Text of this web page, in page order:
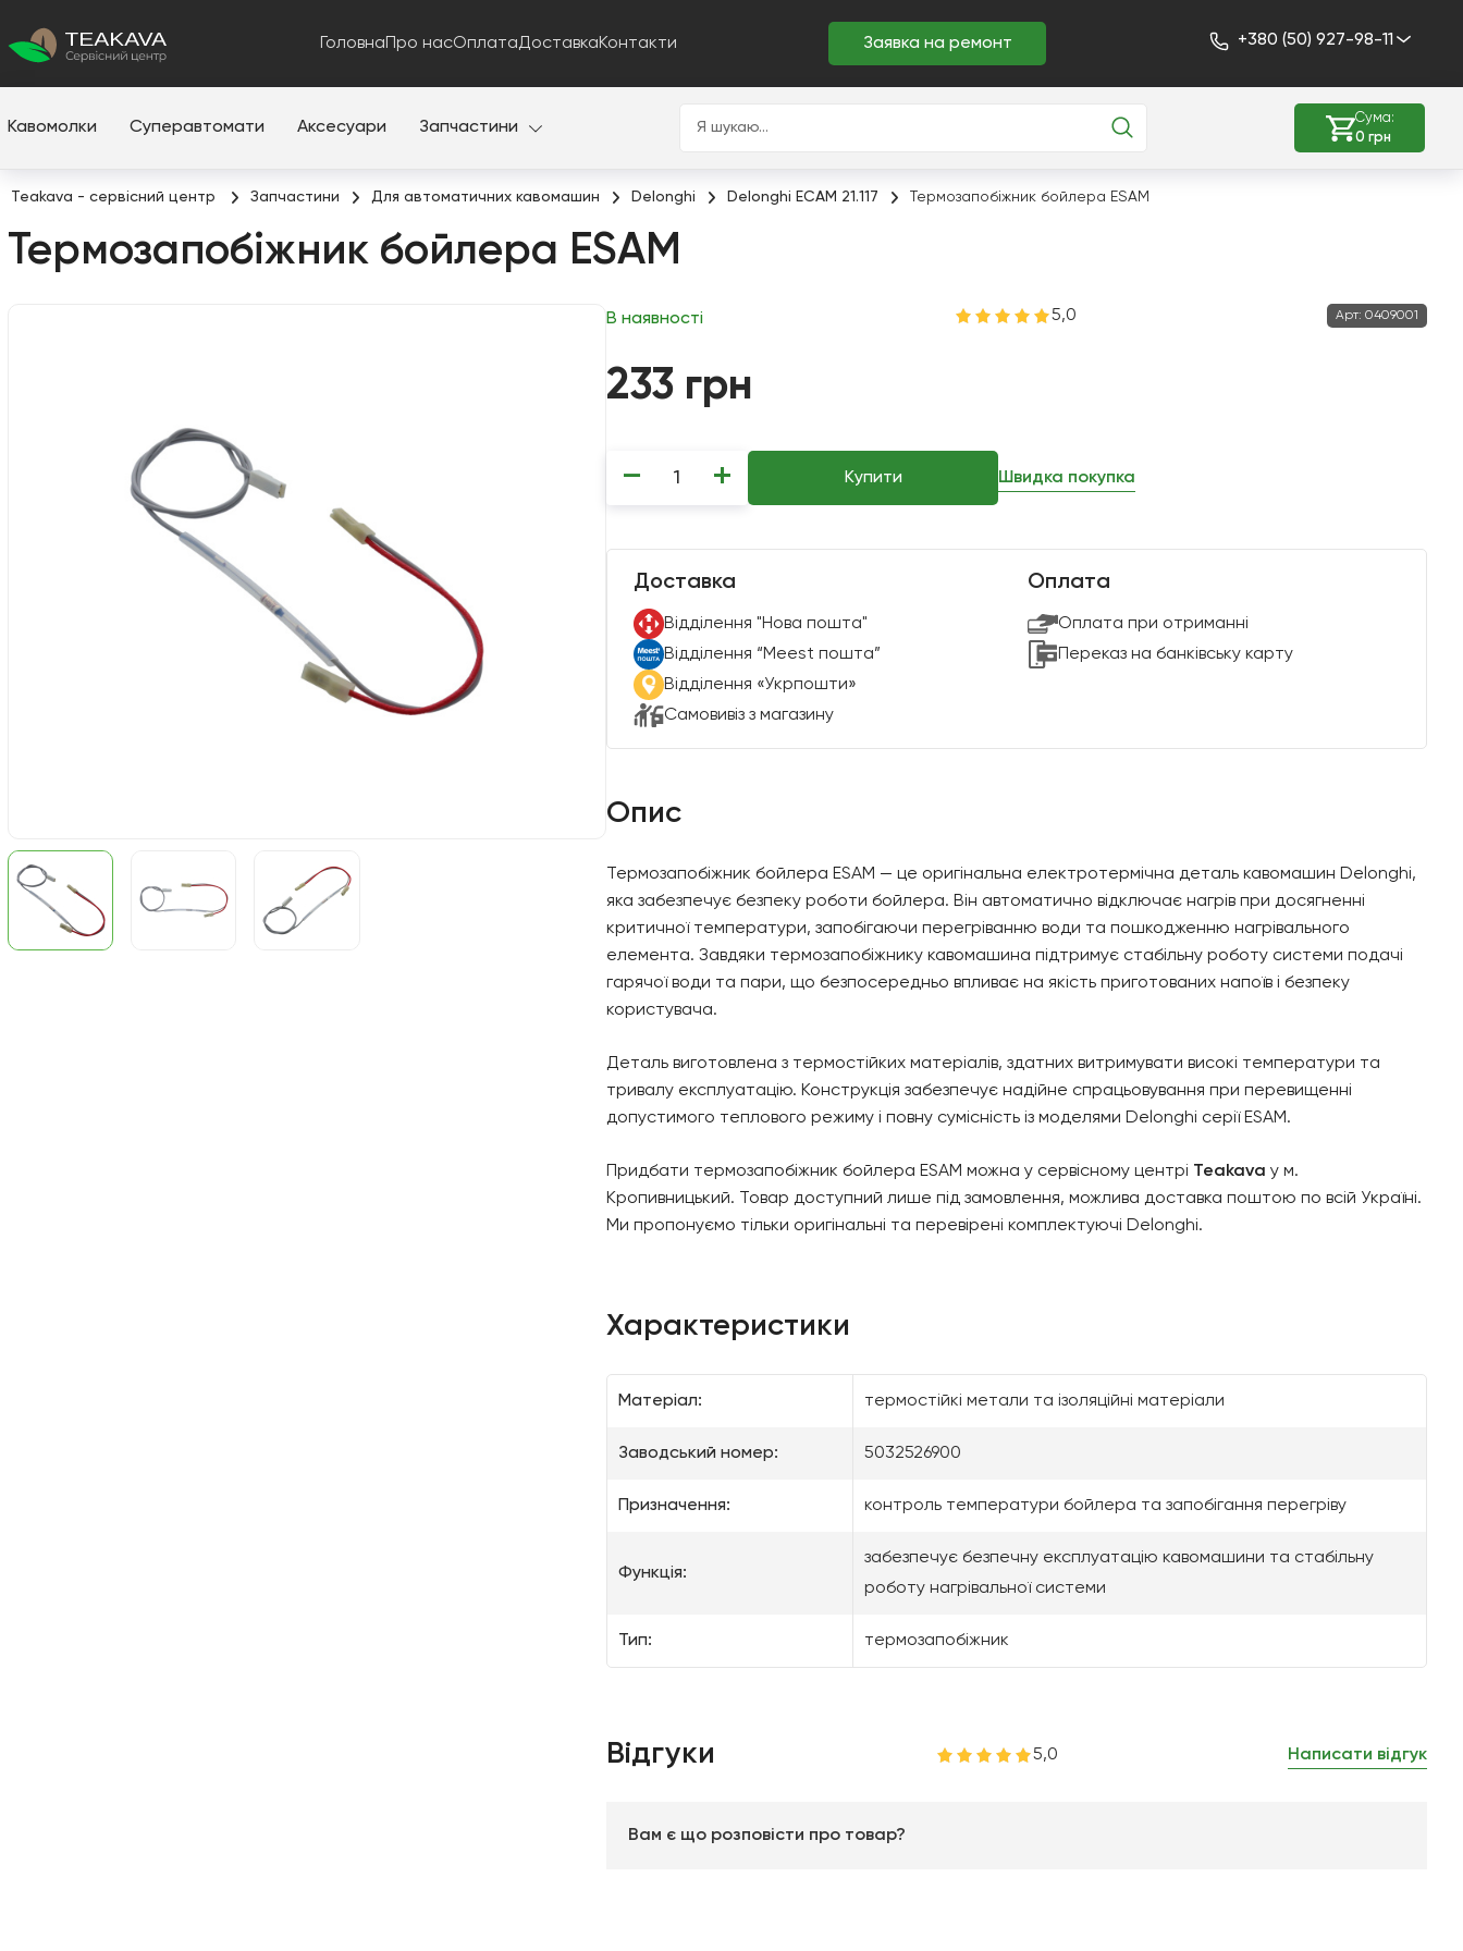
Головна Про насОплатаДоставкаКонтакти Заявка на ремонт +380 (50) 927-98-11
Кавомолки Суперавтомати Аксесуари Запчастини
Сума:
0 грн
Teakava - сервісний центр Запчастини Для автоматичних кавомашин Delonghi Delonghi ECAM 21.117 Термозапобіжник бойлера ESAM
Термозапобіжник бойлера ESAM
В наявності 5,0 Арт: 0409001
233 грн
− + Купити Швидка покупка
Доставка
Вiддiлення "Нова пошта"
Вiддiлення “Meest пошта”
Відділення «Укрпошти»
Самовивіз з магазину
Оплата
Оплата при отриманні
Переказ на банківську карту
Опис
Термозапобіжник бойлера ESAM — це оригінальна електротермічна деталь кавомашин Delonghi,
яка забезпечує безпеку роботи бойлера. Він автоматично відключає нагрів при досягненні
критичної температури, запобігаючи перегріванню води та пошкодженню нагрівального
елемента. Завдяки термозапобіжнику кавомашина підтримує стабільну роботу системи подачі
гарячої води та пари, що безпосередньо впливає на якість приготованих напоїв і безпеку
користувача.
Деталь виготовлена з термостійких матеріалів, здатних витримувати високі температури та
тривалу експлуатацію. Конструкція забезпечує надійне спрацьовування при перевищенні
допустимого теплового режиму і повну сумісність із моделями Delonghi серії ESAM.
Придбати термозапобіжник бойлера ESAM можна у сервісному центрі Teakava у м.
Кропивницький. Товар доступний лише під замовлення, можлива доставка поштою по всій Україні.
Ми пропонуємо тільки оригінальні та перевірені комплектуючі Delonghi.
Характеристики
Матеріал: термостійкі метали та ізоляційні матеріали
Заводський номер: 5032526900
Призначення: контроль температури бойлера та запобігання перегріву
Функція:
забезпечує безпечну експлуатацію кавомашини та стабільну
роботу нагрівальної системи
Тип: термозапобіжник
Відгуки 5,0 Написати відгук
Вам є що розповісти про товар?